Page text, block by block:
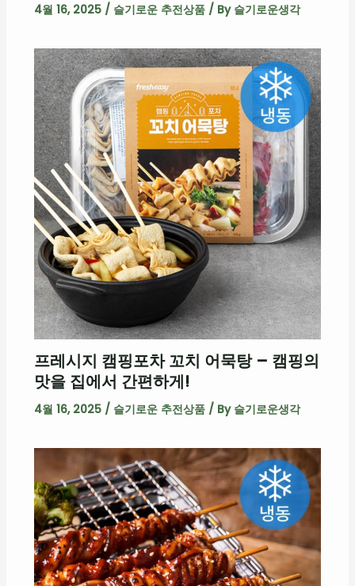
4월 16, 2025 / 슬기로운 추전상품/ By 슬기로운생각
프레시지 캠핑포차 꼬치 어묵탕 – 캠핑의
맛을 집에서 간편하게!
4월 16, 2025 / 슬기로운 추전상품/ By 슬기로운생각